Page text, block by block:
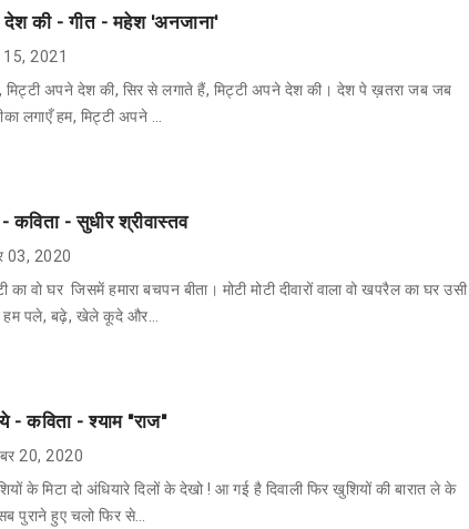
देश की - गीत - महेश 'अनजाना'
15, 2021
मिट्टी अपने देश की, सिर से लगाते हैं, मिट्टी अपने देश की। देश पे ख़तरा जब जब
लगाएँ हम, मिट्टी अपने …
कविता - सुधीर श्रीवास्तव
03, 2020
का वो घर जिसमें हमारा बचपन बीता। मोटी मोटी दीवारों वाला वो खपरैल का घर उसी
हम पले, बढ़े, खेले कूदे और…
- कविता - श्याम "राज"
20, 2020
के मिटा दो अंधियारे दिलों के देखो ! आ गई है दिवाली फिर खुशियों की बारात ले के
पुराने हुए चलो फिर से…